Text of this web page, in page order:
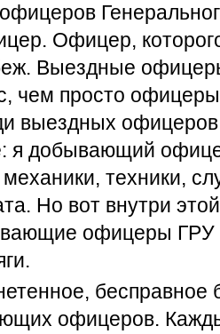
Офицер,
Выездные
чем просто
выездных
я добывающий
техники,
Но вот внутри
офицеры ГРУ
офицеров.